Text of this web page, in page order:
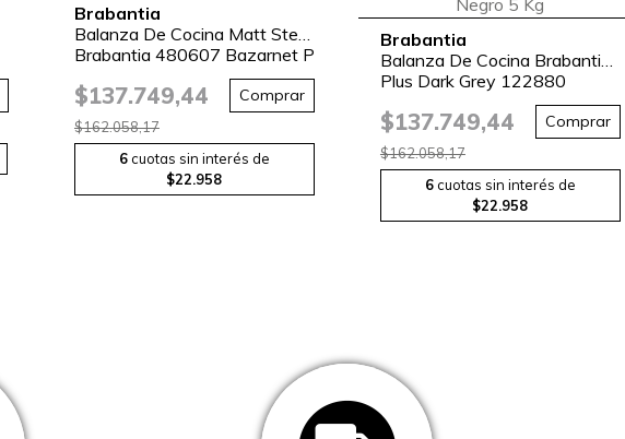
Brabantia
Balanza De Cocina Matt Steel
Brabantia 480607 Bazarnet P
$137.749,44 Comprar
$162.058,17
6cuotas sin interés de
$22.958
Brabantia
Balanza De Cocina Brabantia
Plus Dark Grey 122880
Bazarnet Negro 5 Kg
$137.749,44 Comprar
$162.058,17
6cuotas sin interés de
$22.958